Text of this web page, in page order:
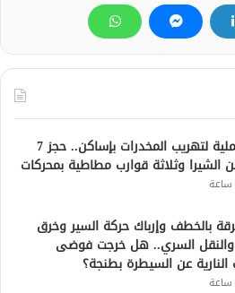
إحباط عملية لتهريب المخدرات بإساكن.. حجز 7
الشيرا وثلاثة قوارب مطاطية بمحركات
بالخطف وإرباك حركة السير وخرق
والنقل السري.. هل خرجت فوضى
النارية عن السيطرة بطنجة؟